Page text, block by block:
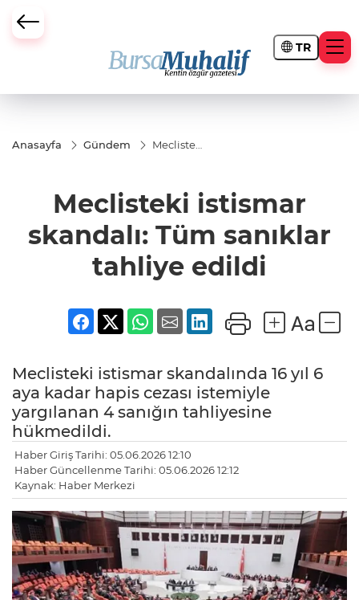
TR
Büyükşehir Darbesi
Anasayfa Gündem
Meclisteki
sanıklar
tahliye
edildi
Meclisteki istismar
skandalı: Tüm sanıklar
tahliye edildi
Meclisteki istismar skandalında 16 yıl 6
aya kadar hapis cezası istemiyle
yargılanan 4 sanığın tahliyesine
hükmedildi.
Haber Giriş Tarihi: 05.06.2026 12:10
Haber Güncellenme Tarihi: 05.06.2026 12:12
Kaynak: Haber Merkezi